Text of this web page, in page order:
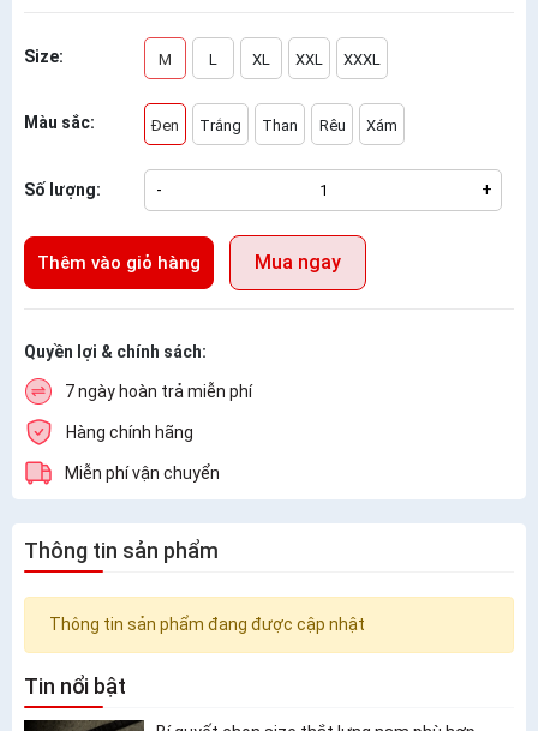
Size: M L XL XXL XXXL
Màu sắc: Đen Trắng Than Rêu Xám
Số lượng: - +
Thêm vào giỏ hàng Mua ngay
Quyền lợi & chính sách:
7 ngày hoàn trả miễn phí
Hàng chính hãng
Miễn phí vận chuyển
Thông tin sản phẩm
Thông tin sản phẩm đang được cập nhật
Tin nổi bật